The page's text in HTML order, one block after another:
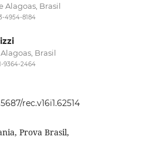
Alagoas, Brasil
4954-8184
Brasil
9364-2464
rec.v16i1.62514
Prova Brasil,